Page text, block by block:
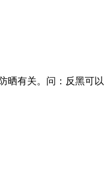
晒有关。问：反黑可